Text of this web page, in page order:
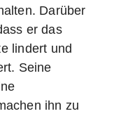
Darüber
er das
lindert und
Seine
ihn zu